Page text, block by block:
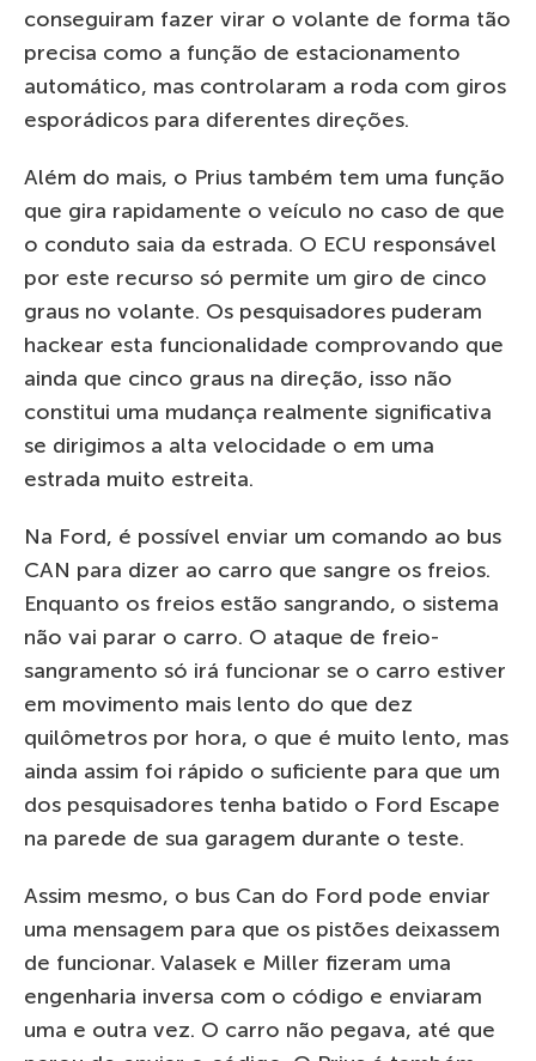
conseguiram fazer virar o volante de forma tão
precisa como a função de estacionamento
automático, mas controlaram a roda com giros
esporádicos para diferentes direções.
Além do mais, o Prius também tem uma função
que gira rapidamente o veículo no caso de que
o conduto saia da estrada. O ECU responsável
por este recurso só permite um giro de cinco
graus no volante. Os pesquisadores puderam
hackear esta funcionalidade comprovando que
ainda que cinco graus na direção, isso não
constitui uma mudança realmente significativa
se dirigimos a alta velocidade o em uma
estrada muito estreita.
Na Ford, é possível enviar um comando ao bus
CAN para dizer ao carro que sangre os freios.
Enquanto os freios estão sangrando, o sistema
não vai parar o carro. O ataque de freio-
sangramento só irá funcionar se o carro estiver
em movimento mais lento do que dez
quilômetros por hora, o que é muito lento, mas
ainda assim foi rápido o suficiente para que um
dos pesquisadores tenha batido o Ford Escape
na parede de sua garagem durante o teste.
Assim mesmo, o bus Can do Ford pode enviar
uma mensagem para que os pistões deixassem
de funcionar. Valasek e Miller fizeram uma
engenharia inversa com o código e enviaram
uma e outra vez. O carro não pegava, até que